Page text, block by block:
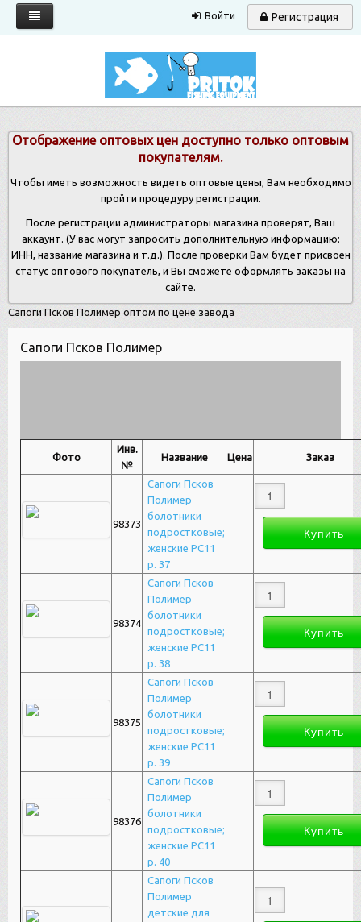
Войти Регистрация
Отображение оптовых цен доступно только оптовым
покупателям.
Чтобы иметь возможность видеть оптовые цены, Вам необходимо
пройти процедуру регистрации.
После регистрации администраторы магазина проверят, Ваш
аккаунт. (У вас могут запросить дополнительную информацию:
ИНН, название магазина и т.д.). После проверки Вам будет присвоен
статус оптового покупатель, и Вы сможете оформлять заказы на
сайте.
Сапоги Псков Полимер оптом по цене завода
Сапоги Псков Полимер
Фото
Инв.
№
Название Цена Заказ
98373
Сапоги Псков
Полимер
болотники
подростковые;
женские РС11
р. 37
98374
Сапоги Псков
Полимер
болотники
подростковые;
женские РС11
р. 38
98375
Сапоги Псков
Полимер
болотники
подростковые;
женские РС11
р. 39
98376
Сапоги Псков
Полимер
болотники
подростковые;
женские РС11
р. 40
Сапоги Псков
Полимер
детские для
Запрос прайса
Условия работы
Новости